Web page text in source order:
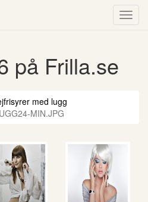
på Frilla.se
med lugg
MIN.JPG